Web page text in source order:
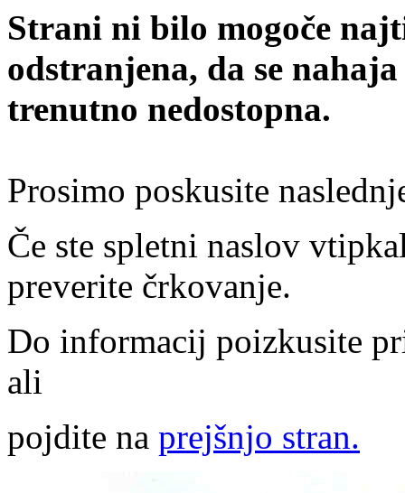
Strani ni bilo mogoče
odstranjena, da se
trenutno nedostopna.
Prosimo poskusite
Če ste spletni naslov
preverite črkovanje.
Do informacij poizkusite
ali
pojdite na prejšnjo stran.